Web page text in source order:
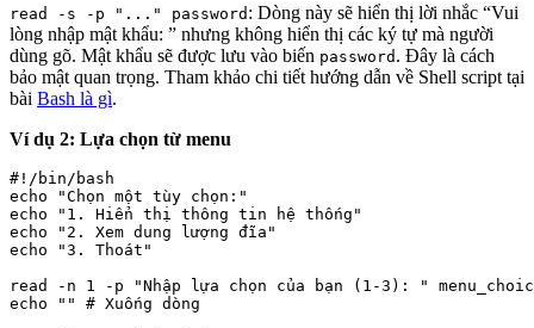
read -s -p "..." password : Dòng này sẽ hiển thị lời nhắc “Vui
lòng nhập mật khẩu: ” nhưng không hiển thị các ký tự mà người
dùng gõ. Mật khẩu sẽ được lưu vào biến password . Đây là cách
bảo mật quan trọng. Tham khảo chi tiết hướng dẫn về Shell script tại
bài Bash là gì.
Ví dụ 2: Lựa chọn từ menu
#!/bin/bash
echo "Chọn một tùy chọn:"
echo "1. Hiển thị thông tin hệ thống"
echo "2. Xem dung lượng đĩa"
echo "3. Thoát"
read -n 1 -p "Nhập lựa chọn của bạn (1-3): "
echo "" # Xuống dòng